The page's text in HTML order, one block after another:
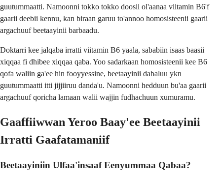
guutummaatti. Namoonni tokko tokko doosii ol'aanaa viitamin B6'f
gaarii deebii kennu, kan biraan garuu to'annoo homosisteenii gaarii
argachuuf beetaayinii barbaadu.
Doktarri kee jalqaba irratti viitamin B6 yaala, sababiin isaas baasii
xiqqaa fi dhibee xiqqaa qaba. Yoo sadarkaan homosisteenii kee B6
qofa waliin ga'ee hin fooyyessine, beetaayinii dabaluu ykn
guutummaatti itti jijjiiruu danda'u. Namoonni hedduun bu'aa gaarii
argachuuf qoricha lamaan walii wajjin fudhachuun xumuramu.
Gaaffiiwwan Yeroo Baay'ee Beetaayinii
Irratti Gaafatamaniif
Beetaayiniin Ulfaa'insaaf Eenyummaa Qabaa?